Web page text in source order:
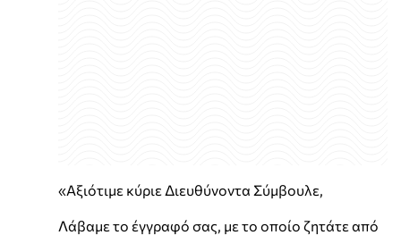
«Αξιότιμε κύριε Διευθύνοντα Σύμβουλε,
Λάβαμε το έγγραφό σας, με το οποίο ζητάτε από